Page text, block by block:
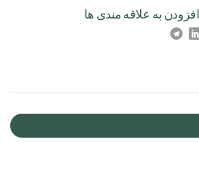
افزودن به علاقه مندی ها